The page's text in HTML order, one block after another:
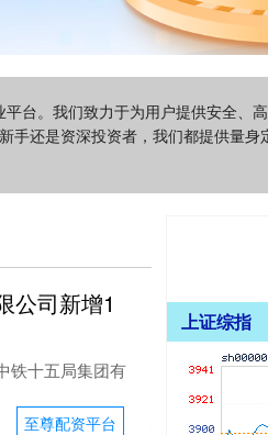
台。我们致力于为用户提供安全、
还是资深投资者，我们都提供量身
公司新增1
铁十五局集团有
至尊配资平台
上证综指